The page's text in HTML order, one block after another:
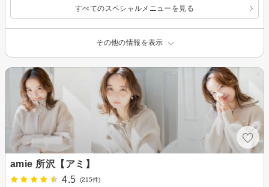
すべてのスペシャルメニューを見る
その他の情報を表示
amie 所沢【アミ】
4.5
(215件)